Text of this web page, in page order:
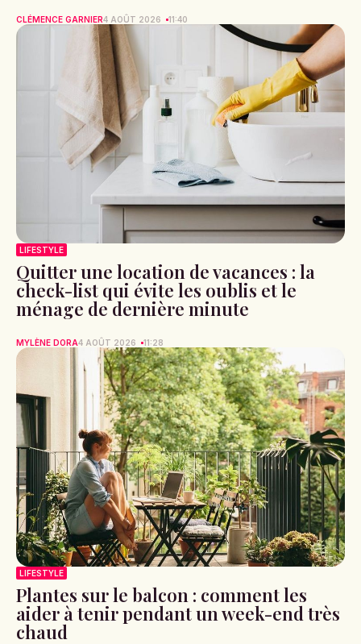
CLÉMENCE GARNIER4 AOÛT 2026 11:40
LIFESTYLE
Quitter une location de vacances : la
check-list qui évite les oublis et le
ménage de dernière minute
MYLÈNE DORA4 AOÛT 2026 11:28
LIFESTYLE
Plantes sur le balcon : comment les
aider à tenir pendant un week-end très
chaud